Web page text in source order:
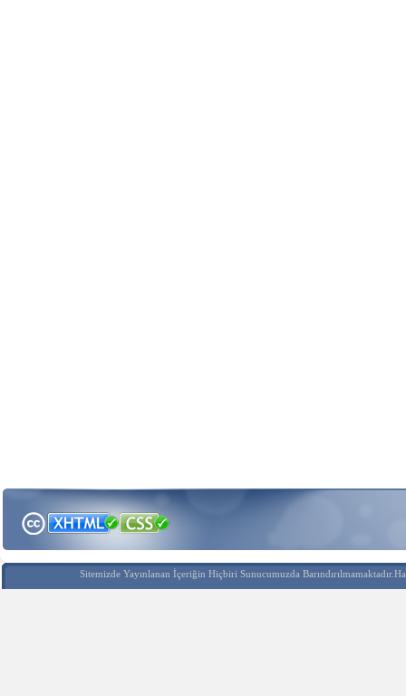
Sitemizde Yayınlanan İçeriğin Hiçbiri Sunucumuzda